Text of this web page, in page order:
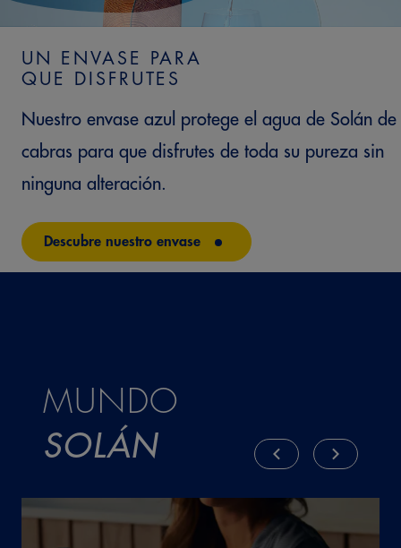
UN ENVASE PARA
QUE DISFRUTES
Nuestro envase azul protege el agua de Solán de
cabras para que disfrutes de toda su pureza sin
ninguna alteración.
Descubre nuestro envase
MUNDO
SOLÁN